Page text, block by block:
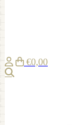
€0,00